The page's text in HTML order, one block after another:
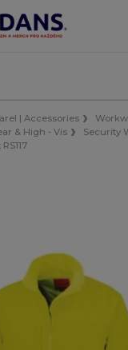
Wordans
aplikaci!
| Accessories
& High - Vis
Security